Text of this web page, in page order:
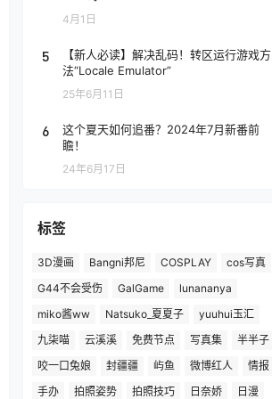
4月1日
5
【新人必读】解决乱码！转区运行游戏方
法“Locale Emulator”
25年6月11日
6
这个夏天如何追番？2024年7月新番前
瞻！
24年6月17日
标签
3D漫画 Bangni邦尼 COSPLAY
cos写真
G44不会受伤
GalGame
lunananya
miko酱ww
Natsuko_夏夏子
yuuhui玉汇
九柒喵
云溪溪 免费节点 写真集
半半子
咬一口兔娘
封疆疆 屿鱼 微博红人
情报
手办
拍照姿势 拍照技巧 日奈娇 日漫